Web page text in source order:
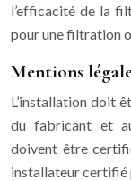
l’efficacité de la
pour une filtration
Mentions
L’installation doit
du fabricant et
doivent être
installateur certifié